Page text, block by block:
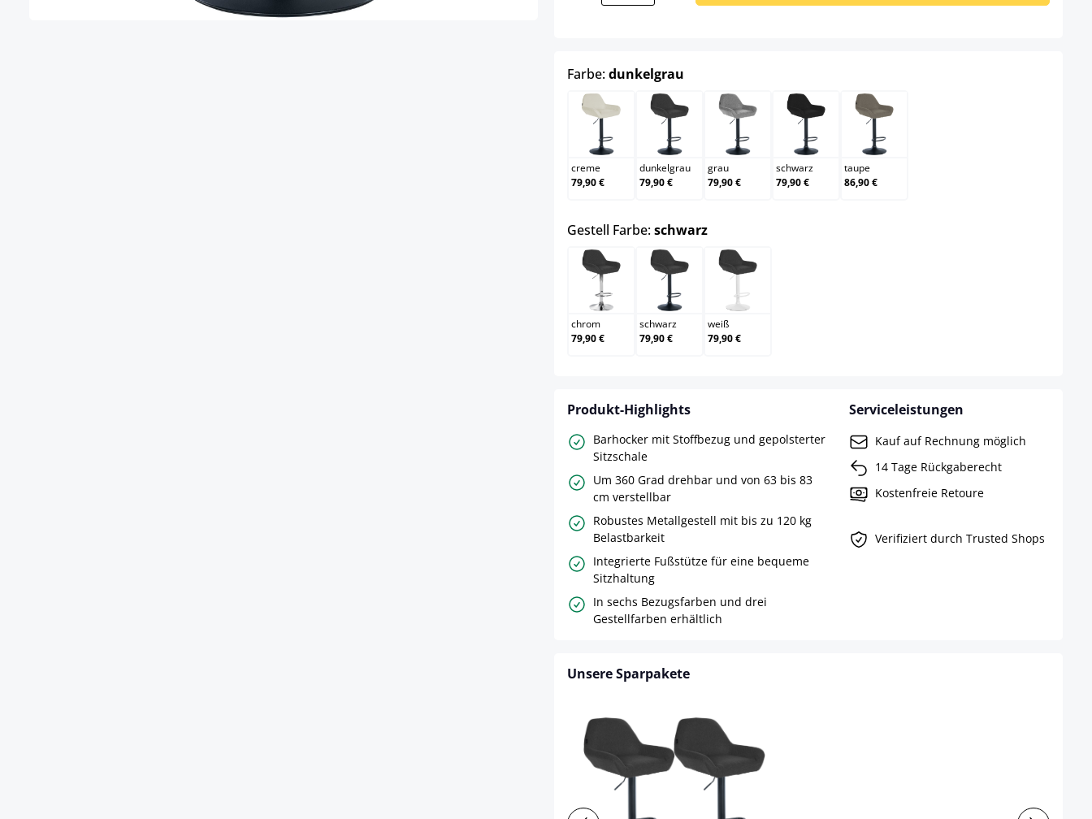
Farbe:dunkelgrau
creme
creme
79,90 €
dunkelgrau
dunkelgrau
79,90 €
grau
grau
79,90 €
schwarz
schwarz
79,90 €
taupe
taupe
86,90 €
Gestell Farbe:schwarzauswählen
chrom
chrom
79,90 €
schwarz
schwarz
79,90 €
weiß
weiß
79,90 €
Produkt-Highlights
Barhocker mit Stoffbezug und gepolsterter
Sitzschale
Um 360 Grad drehbar und von 63 bis 83
cm verstellbar
Robustes Metallgestell mit bis zu 120 kg
Belastbarkeit
Integrierte Fußstütze für eine bequeme
Sitzhaltung
In sechs Bezugsfarben und drei
Gestellfarben erhältlich
Serviceleistungen
Kauf auf Rechnung möglich
14 Tage Rückgaberecht
Kostenfreie Retoure
Verifiziert durch Trusted Shops
Unsere Sparpakete